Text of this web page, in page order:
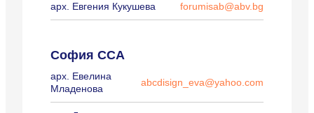
арх. Евгения Кукушева forumisab@abv.bg
София ССА
арх. Евелина
Младенова
abcdisign_eva@yahoo.com